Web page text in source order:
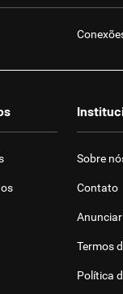
Sobre
Contato
Termos
Política